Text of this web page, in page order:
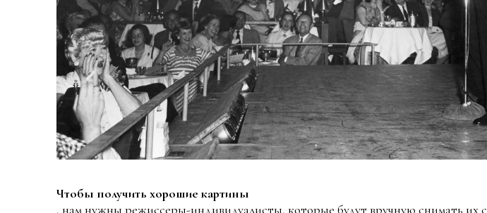
Чтобы получить хорошие картины
, нам нужны режиссеры-индивидуалисты, которые будут вручную снимать их с